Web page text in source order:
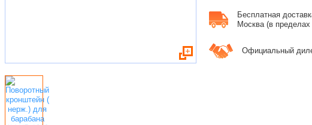
Бесплатная
Москва (в
Официальный